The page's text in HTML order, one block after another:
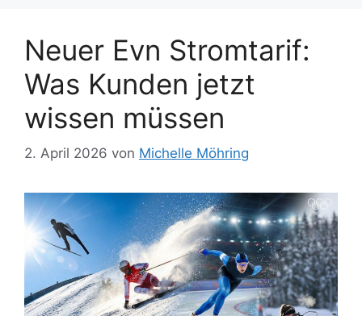
Neuer Evn Stromtarif:
Was Kunden jetzt
wissen müssen
2. April 2026 von Michelle Möhring